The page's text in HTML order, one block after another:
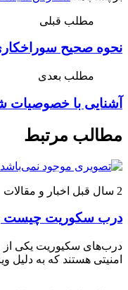
مطلب قبلی
نحوه صحیح
مطلب بعدی
آشنایی با خصوصیات
مطالب مرتبط
2 سال قبل اخبار و مقالات
درب سکوریت چیست و
درب‌های سکیوریت یکی از
امنیتی هستند که به